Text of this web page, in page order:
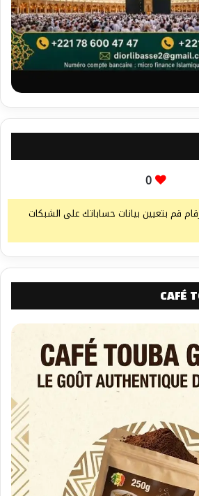
0
قم بتعيين بيانات حساباتك على الشبكات
CAFÉ